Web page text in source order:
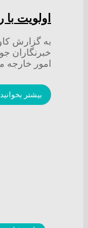
اولویت
خبرنگاران
امور
بیشتر